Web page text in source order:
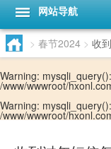
网站导航
> 春节2024 > 收
Warning:
/www/wwwroot/
Warning:
/www/wwwroot/